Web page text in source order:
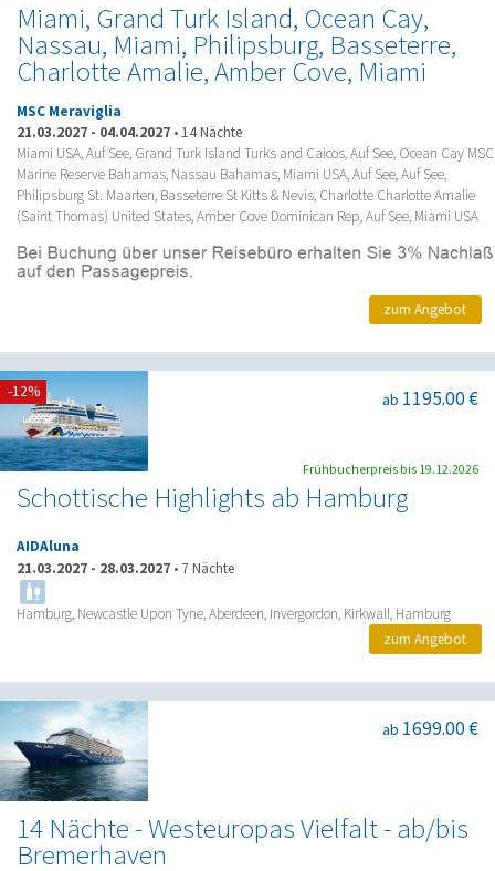
Miami, Grand Turk Island, Ocean Cay,
Nassau, Miami, Philipsburg, Basseterre,
Charlotte Amalie, Amber Cove, Miami
MSC Meraviglia
21.03.2027 - 04.04.2027 • 14 Nächte
Miami USA, Auf See, Grand Turk Island Turks and Caicos, Auf See, Ocean Cay MSC
Marine Reserve Bahamas, Nassau Bahamas, Miami USA, Auf See, Auf See,
Philipsburg St. Maarten, Basseterre St Kitts & Nevis, Charlotte Charlotte Amalie
(Saint Thomas) United States, Amber Cove Dominican Rep, Auf See, Miami USA
zum Angebot
Schottische Highlights ab Hamburg
ab 1195.00 €
AIDAluna
21.03.2027 - 28.03.2027 • 7 Nächte
Hamburg, Newcastle Upon Tyne, Aberdeen, Invergordon, Kirkwall, Hamburg
-12%
Frühbucherpreis bis 19.12.2026
zum Angebot
14 Nächte - Westeuropas Vielfalt - ab/bis
Bremerhaven
ab 1699.00 €